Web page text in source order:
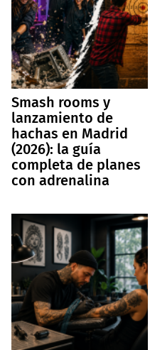
Smash rooms y
lanzamiento de
hachas en Madrid
(2026): la guía
completa de planes
con adrenalina